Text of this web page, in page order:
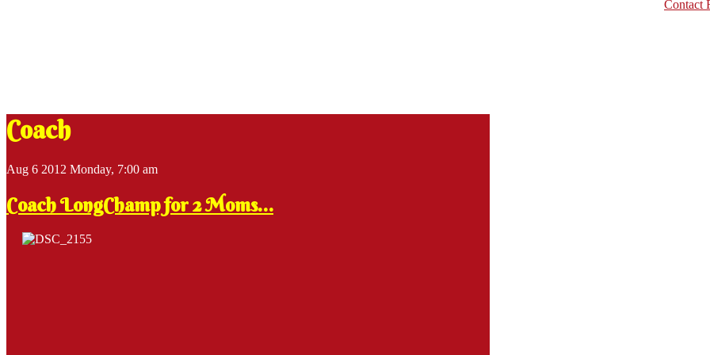
Contact
Coach
Aug 6 2012 Monday, 7:00 am
Coach LongChamp for 2 Moms…